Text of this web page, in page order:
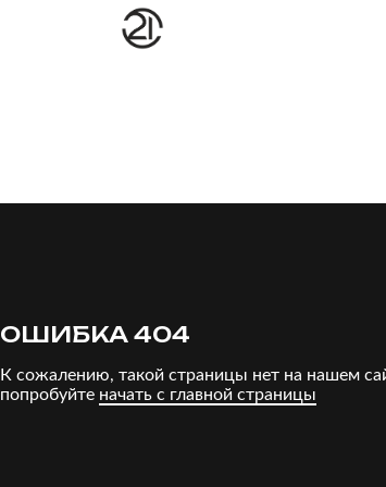
ОШИБКА 404
К сожалению, такой страницы нет на нашем
попробуйте начать с главной страницы